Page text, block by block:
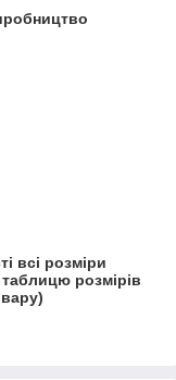
всі розміри
розмірів